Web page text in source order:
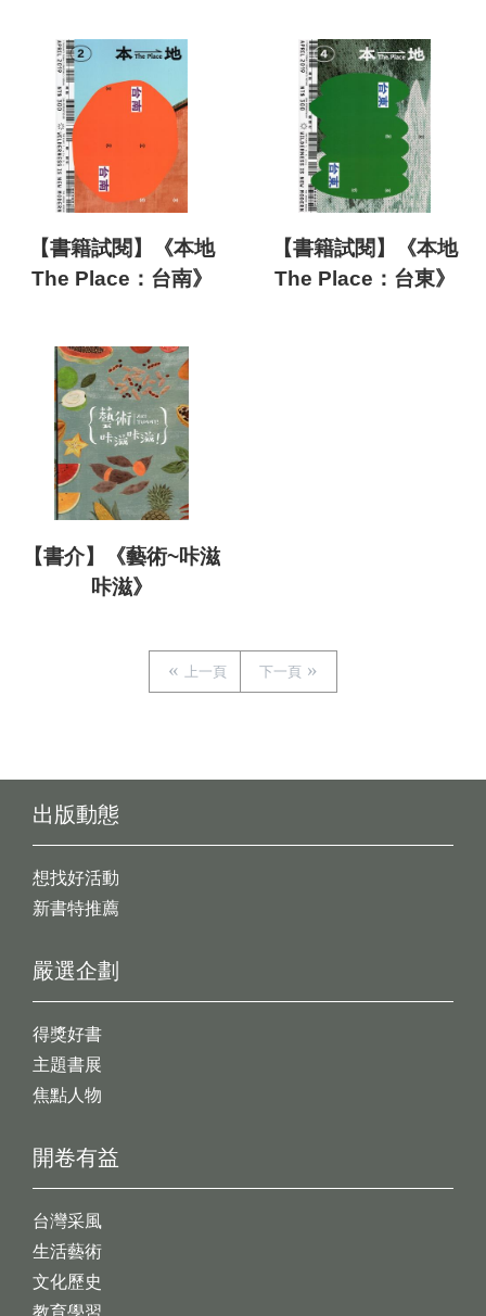
【書籍試閱】《本地
The Place：台南》
【書籍試閱】《本地
The Place：台東》
【書介】《藝術~咔滋
咔滋》
上一頁 下一頁
出版動態
想找好活動
新書特推薦
開卷有益
台灣采風
生活藝術
文化歷史
教育學習
嚴選企劃
得獎好書
主題書展
焦點人物